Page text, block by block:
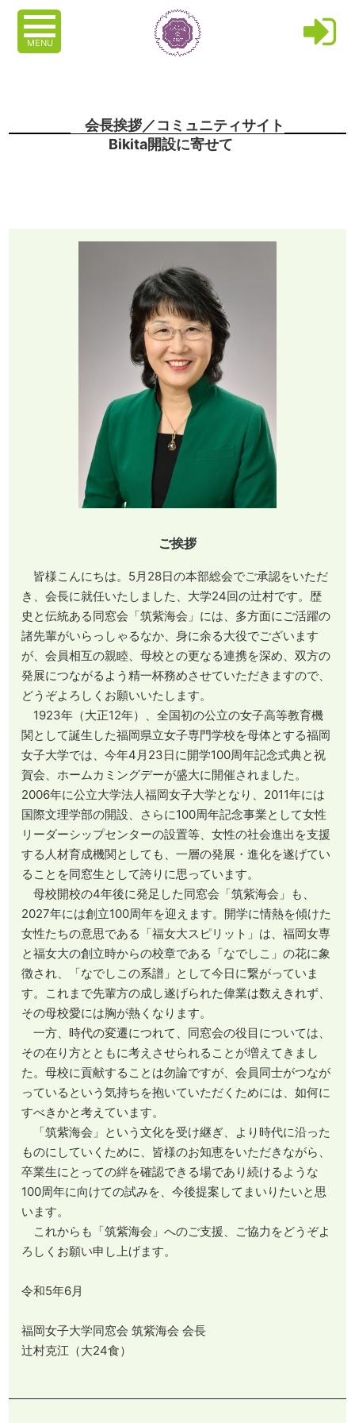
MENU
会長挨拶／コミュニティサイト
Bikita開設に寄せて
ご挨拶
皆様こんにちは。5月28日の本部総会でご承認をいただ
き、会長に就任いたしました、大学24回の辻村です。歴
史と伝統ある同窓会「筑紫海会」には、多方面にご活躍の
諸先輩がいらっしゃるなか、身に余る大役でございます
が、会員相互の親睦、母校との更なる連携を深め、双方の
発展につながるよう精一杯務めさせていただきますので、
どうぞよろしくお願いいたします。
1923年（大正12年）、全国初の公立の女子高等教育機
関として誕生した福岡県立女子専門学校を母体とする福岡
女子大学では、今年4月23日に開学100周年記念式典と祝
賀会、ホームカミングデーが盛大に開催されました。
2006年に公立大学法人福岡女子大学となり、2011年には
国際文理学部の開設、さらに100周年記念事業として女性
リーダーシップセンターの設置等、女性の社会進出を支援
する人材育成機関としても、一層の発展・進化を遂げてい
ることを同窓生として誇りに思っています。
母校開校の4年後に発足した同窓会「筑紫海会」も、
2027年には創立100周年を迎えます。開学に情熱を傾けた
女性たちの意思である「福女大スピリット」は、福岡女専
と福女大の創立時からの校章である「なでしこ」の花に象
徴され、「なでしこの系譜」として今日に繋がっていま
す。これまで先輩方の成し遂げられた偉業は数えきれず、
その母校愛には胸が熱くなります。
一方、時代の変遷につれて、同窓会の役目については、
その在り方とともに考えさせられることが増えてきまし
た。母校に貢献することは勿論ですが、会員同士がつなが
っているという気持ちを抱いていただくためには、如何に
すべきかと考えています。
「筑紫海会」という文化を受け継ぎ、より時代に沿った
ものにしていくために、皆様のお知恵をいただきながら、
卒業生にとっての絆を確認できる場であり続けるような
100周年に向けての試みを、今後提案してまいりたいと思
います。
これからも「筑紫海会」へのご支援、ご協力をどうぞよ
ろしくお願い申し上げます。
令和5年6月
福岡女子大学同窓会 筑紫海会 会長
辻村克江（大24食）